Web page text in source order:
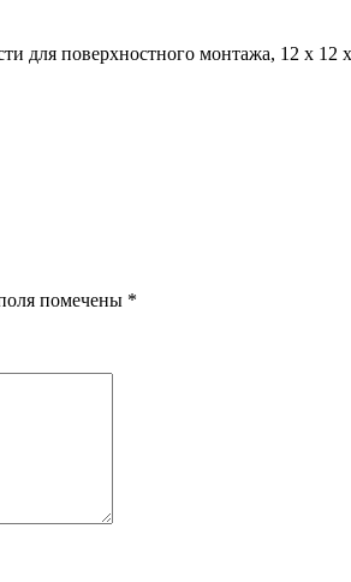
для поверхностного монтажа, 12 x
помечены *